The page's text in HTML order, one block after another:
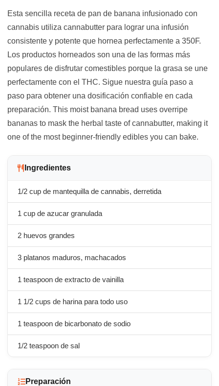
Esta sencilla receta de pan de banana infusionado con
cannabis utiliza cannabutter para lograr una infusión
consistente y potente que hornea perfectamente a 350F.
Los productos horneados son una de las formas más
populares de disfrutar comestibles porque la grasa se une
perfectamente con el THC. Sigue nuestra guía paso a
paso para obtener una dosificación confiable en cada
preparación. This moist banana bread uses overripe
bananas to mask the herbal taste of cannabutter, making it
one of the most beginner-friendly edibles you can bake.
Ingredientes
1/2 cup de mantequilla de cannabis, derretida
1 cup de azucar granulada
2 huevos grandes
3 platanos maduros, machacados
1 teaspoon de extracto de vainilla
1 1/2 cups de harina para todo uso
1 teaspoon de bicarbonato de sodio
1/2 teaspoon de sal
Preparación